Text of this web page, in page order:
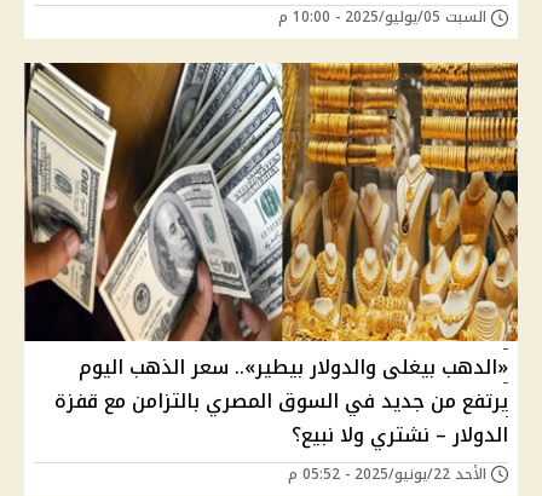
السبت 05/يوليو/2025 - 10:00 م
«الدهب بيغلى والدولار بيطير».. سعر الذهب اليوم
يرتفع من جديد في السوق المصري بالتزامن مع قفزة
الدولار – نشتري ولا نبيع؟
الأحد 22/يونيو/2025 - 05:52 م